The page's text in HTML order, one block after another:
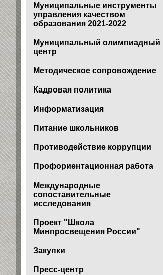
Муниципальные инструменты
управления качеством
образования 2021-2022
Муниципальный олимпиадный
центр
Методическое сопровождение
Кадровая политика
Информатизация
Питание школьников
Противодействие коррупции
Профориентационная работа
Международные
сопоставительные
исследования
Проект "Школа
Минпросвещения России"
Закупки
Пресс-центр